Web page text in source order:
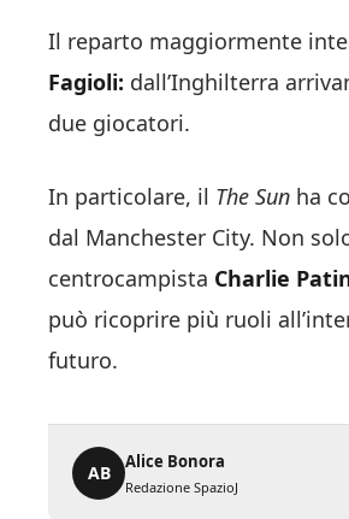
Il reparto maggiormente
Fagioli: dall’Inghilterra
due giocatori.
In particolare, il The Sun ha
dal Manchester City. Non
centrocampista Charlie
può ricoprire più ruoli
futuro.
AB
Alice Bonora
Redazione SpazioJ